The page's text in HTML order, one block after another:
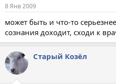
8 Янв 2009
может быть и что-то
сознания доходит, сходи к
Старый Козёл